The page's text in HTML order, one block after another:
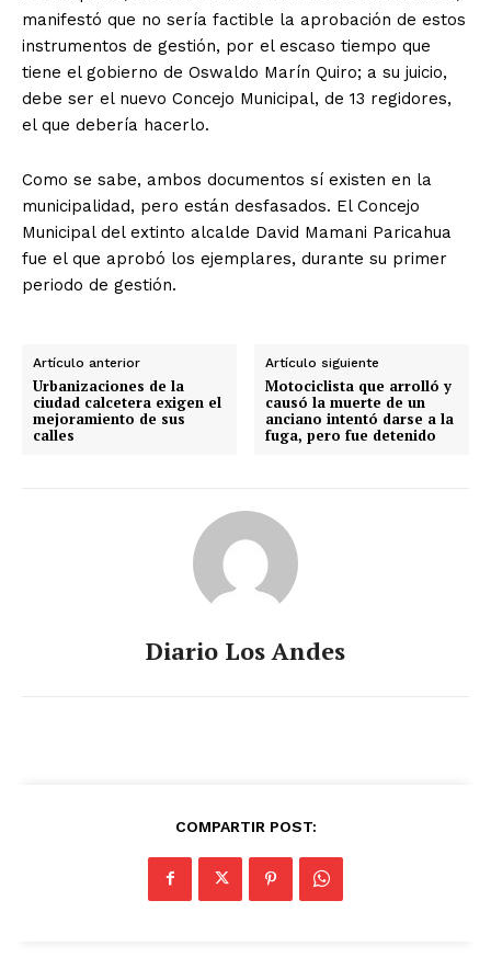
manifestó que no sería factible la aprobación de estos
instrumentos de gestión, por el escaso tiempo que
tiene el gobierno de Oswaldo Marín Quiro; a su juicio,
debe ser el nuevo Concejo Municipal, de 13 regidores,
el que debería hacerlo.
Como se sabe, ambos documentos sí existen en la
municipalidad, pero están desfasados. El Concejo
Municipal del extinto alcalde David Mamani Paricahua
fue el que aprobó los ejemplares, durante su primer
periodo de gestión.
Artículo anterior
Urbanizaciones de la
ciudad calcetera exigen el
mejoramiento de sus
calles
Artículo siguiente
Motociclista que arrolló y
causó la muerte de un
anciano intentó darse a la
fuga, pero fue detenido
Diario Los Andes
COMPARTIR POST: